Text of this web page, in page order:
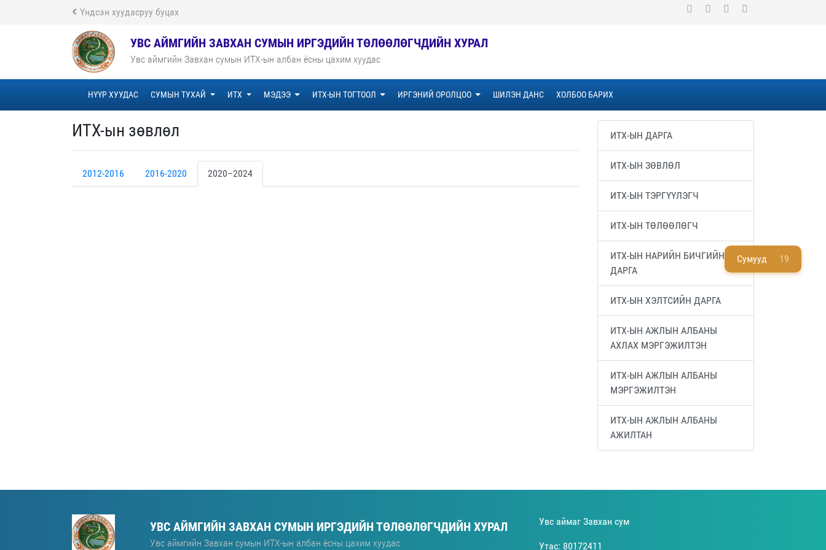
Үндсэн хуудасруу буцах
УВС АЙМГИЙН ЗАВХАН СУМЫН ИРГЭДИЙН ТӨЛӨӨЛӨГЧДИЙН ХУРАЛ
Увс аймгийн Завхан сумын ИТХ-ын албан ёсны цахим хуудас
НҮҮР ХУУДАС СУМЫН ТУХАЙ ИТХ МЭДЭЭ ИТХ-ЫН ТОГТООЛ ИРГЭНИЙ ОРОЛЦОО ШИЛЭН ДАНС ХОЛБОО БАРИХ
Сумууд 19
ИТХ-ын зөвлөл
2012-2016 2016-2020 2020–2024
ИТХ-ЫН ДАРГА
ИТХ-ЫН ЗӨВЛӨЛ
ИТХ-ЫН ТЭРГҮҮЛЭГЧ
ИТХ-ЫН ТӨЛӨӨЛӨГЧ
ИТХ-ЫН НАРИЙН БИЧГИЙН
ДАРГА
ИТХ-ЫН ХЭЛТСИЙН ДАРГА
ИТХ-ЫН АЖЛЫН АЛБАНЫ
АХЛАХ МЭРГЭЖИЛТЭН
ИТХ-ЫН АЖЛЫН АЛБАНЫ
МЭРГЭЖИЛТЭН
ИТХ-ЫН АЖЛЫН АЛБАНЫ
АЖИЛТАН
УВС АЙМГИЙН ЗАВХАН СУМЫН ИРГЭДИЙН ТӨЛӨӨЛӨГЧДИЙН ХУРАЛ
Увс аймгийн Завхан сумын ИТХ-ын албан ёсны цахим хуудас
Увс аймаг Завхан сум
Утас: 80172411